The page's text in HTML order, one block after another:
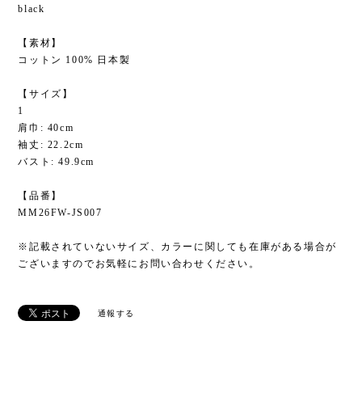
black
【素材】
コットン 100% 日本製
【サイズ】
1
肩巾: 40cm
袖丈: 22.2cm
バスト: 49.9cm
【品番】
MM26FW-JS007
※記載されていないサイズ、カラーに関しても在庫がある場合が
ございますのでお気軽にお問い合わせください。
通報する